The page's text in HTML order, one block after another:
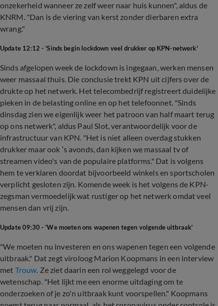
onzekerheid wanneer ze zelf weer naar huis kunnen", aldus de
KNRM. "Dan is de viering van kerst zonder dierbaren extra
wrang."
Update 12:12 - 'Sinds begin lockdown veel drukker op KPN-netwerk'
Sinds afgelopen week de lockdown is ingegaan, werken mensen
weer massaal thuis. Die conclusie trekt KPN uit cijfers over de
drukte op het netwerk. Het telecombedrijf registreert duidelijke
pieken in de belasting online en op het telefoonnet. "Sinds
dinsdag zien we eigenlijk weer het patroon van half maart terug
op ons netwerk", aldus Paul Slot, verantwoordelijk voor de
infrastructuur van KPN. "Het is niet alleen overdag stukken
drukker maar ook ’s avonds, dan kijken we massaal tv of
streamen video's van de populaire platforms." Dat is volgens
hem te verklaren doordat bijvoorbeeld winkels en sportscholen
verplicht gesloten zijn. Komende week is het volgens de KPN-
zegsman vermoedelijk wat rustiger op het netwerk omdat veel
mensen dan vrij zijn.
Update 09:30 - 'We moeten ons wapenen tegen volgende uitbraak'
"We moeten nu investeren en ons wapenen tegen een volgende
uitbraak." Dat zegt viroloog Marion Koopmans in een interview
met Trouw. Ze ziet daarin een rol weggelegd voor de
wetenschap. "Het lijkt me een enorme uitdaging om te
onderzoeken of je zo'n uitbraak kunt voorspellen." Koopmans